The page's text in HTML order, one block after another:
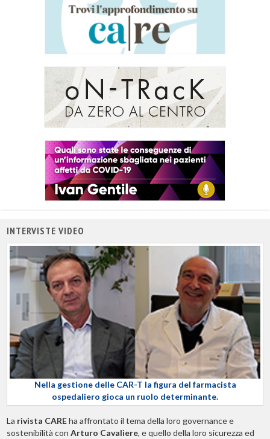
INTERVISTE VIDEO
Nella gestione delle CAR-T la figura del farmacista
ospedaliero gioca un ruolo determinante.
La rivista CAREha affrontato il tema della loro governance e
sostenibilità con Arturo Cavaliere, e quello della loro sicurezza ed